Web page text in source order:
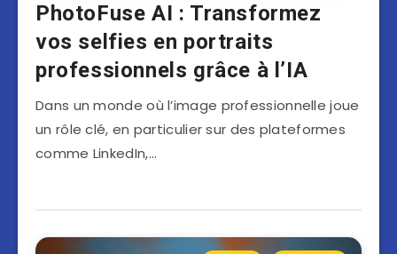
PhotoFuse AI : Transformez
vos selfies en portraits
professionnels grâce à l’IA
Dans un monde où l’image professionnelle joue
un rôle clé, en particulier sur des plateformes
comme LinkedIn,…